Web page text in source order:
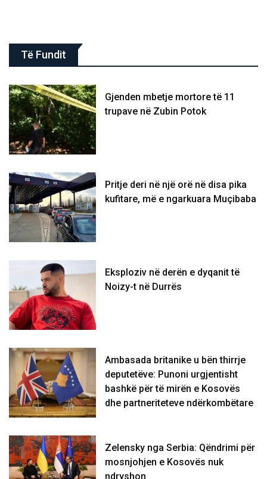
Të Fundit
Gjenden mbetje mortore të 11
trupave në Zubin Potok
Pritje deri në një orë në disa pika
kufitare, më e ngarkuara Muçibaba
Eksploziv në derën e dyqanit të
Noizy-t në Durrës
Ambasada britanike u bën thirrje
deputetëve: Punoni urgjentisht
bashkë për të mirën e Kosovës
dhe partneriteteve ndërkombëtare
Zelensky nga Serbia: Qëndrimi për
mosnjohjen e Kosovës nuk
ndryshon